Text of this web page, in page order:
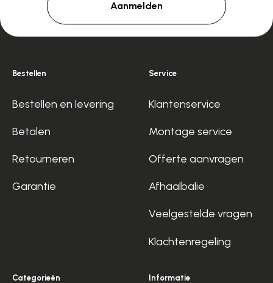
Aanmelden
Bestellen
Bestellen en levering
Betalen
Retourneren
Garantie
Service
Klantenservice
Montage service
Offerte aanvragen
Afhaalbalie
Veelgestelde vragen
Klachtenregeling
Categorieën Informatie